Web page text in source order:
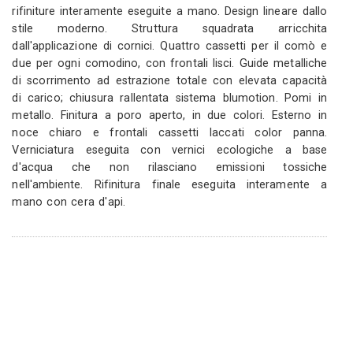
Verniciatura
d'acqua, prive di
a cera d'api a
smussati. Colore
ecologiche a base
tossiche
con cera d'api.
- Piedimonte
0
Trittico noce e